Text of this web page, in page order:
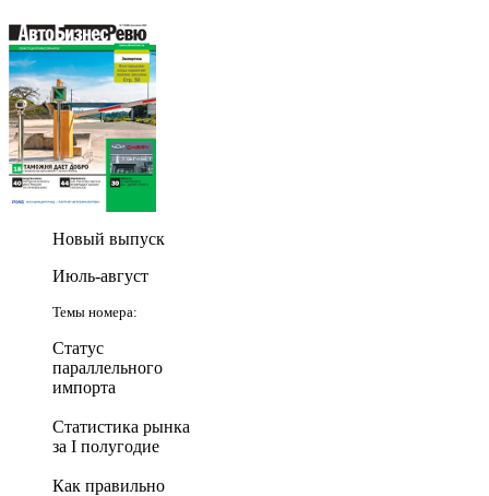
Новый выпуск
Июль-август
Темы номера:
Статус
параллельного
импорта
Статистика рынка
за I полугодие
Как правильно